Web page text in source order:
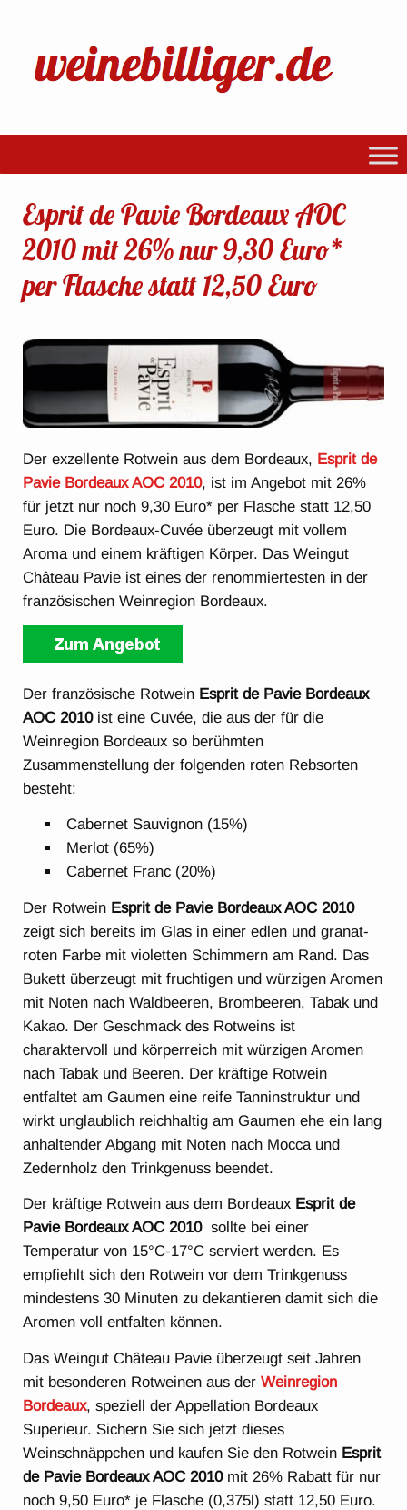
Esprit de Pavie Bordeaux AOC
2010 mit 26% nur 9,30 Euro*
per Flasche statt 12,50 Euro
Der exzellente Rotwein aus dem Bordeaux, Esprit de
Pavie Bordeaux AOC 2010, ist im Angebot mit 26%
für jetzt nur noch 9,30 Euro* per Flasche statt 12,50
Euro. Die Bordeaux-Cuvée überzeugt mit vollem
Aroma und einem kräftigen Körper. Das Weingut
Château Pavie ist eines der renommiertesten in der
französischen Weinregion Bordeaux.
Der französische Rotwein Esprit de Pavie Bordeaux
AOC 2010ist eine Cuvée, die aus der für die
Weinregion Bordeaux so berühmten
Zusammenstellung der folgenden roten Rebsorten
besteht:
Cabernet Sauvignon (15%)
Merlot (65%)
Cabernet Franc (20%)
Der Rotwein Esprit de Pavie Bordeaux AOC 2010
zeigt sich bereits im Glas in einer edlen und granat-
roten Farbe mit violetten Schimmern am Rand. Das
Bukett überzeugt mit fruchtigen und würzigen Aromen
mit Noten nach Waldbeeren, Brombeeren, Tabak und
Kakao. Der Geschmack des Rotweins ist
charaktervoll und körperreich mit würzigen Aromen
nach Tabak und Beeren. Der kräftige Rotwein
entfaltet am Gaumen eine reife Tanninstruktur und
wirkt unglaublich reichhaltig am Gaumen ehe ein lang
anhaltender Abgang mit Noten nach Mocca und
Zedernholz den Trinkgenuss beendet.
Der kräftige Rotwein aus dem Bordeaux Esprit de
Pavie Bordeaux AOC 2010sollte bei einer
Temperatur von 15°C-17°C serviert werden. Es
empfiehlt sich den Rotwein vor dem Trinkgenuss
mindestens 30 Minuten zu dekantieren damit sich die
Aromen voll entfalten können.
Das Weingut Château Pavie überzeugt seit Jahren
mit besonderen Rotweinen aus derWeinregion
Bordeaux, speziell der Appellation Bordeaux
Superieur. Sichern Sie sich jetzt dieses
Weinschnäppchen und kaufen Sie den Rotwein Esprit
de Pavie Bordeaux AOC 2010mit 26% Rabatt für nur
noch 9,50 Euro* je Flasche (0,375l) statt 12,50 Euro.